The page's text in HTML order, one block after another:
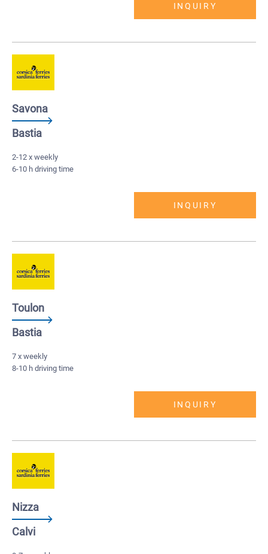
INQUIRY
Savona
Bastia
2-12 x weekly
6-10 h driving time
INQUIRY
Toulon
Bastia
7 x weekly
8-10 h driving time
INQUIRY
Nizza
Calvi